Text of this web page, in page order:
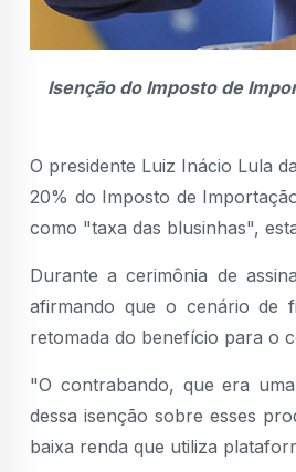
Isenção do Imposto de
O presidente Luiz Inácio Lula
20% do Imposto de
como "taxa das blusinhas",
Durante a cerimônia de
afirmando que o cenário de
retomada do benefício para o
"O contrabando, que era
dessa isenção sobre esses
baixa renda que utiliza